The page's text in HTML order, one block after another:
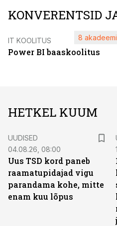
KONVERENTSID
IT KOOLITUS
Power BI baaskoolitus
8
HETKEL KUUM
UUDISED
04.08.26, 08:00
Uus TSD kord paneb
raamatupidajad vigu
parandama kohe, mitte
enam kuu lõpus